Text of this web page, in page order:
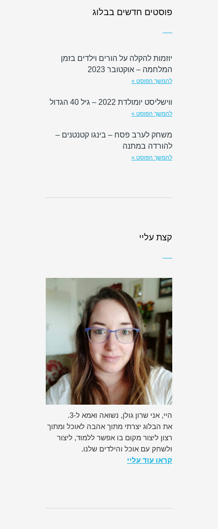
פוסטים חדשים בבלוג
יוזמות להקלה על הורים וילדים בזמן
המלחמה – אוקטובר 2023
להמשך הפוסט »
ווישליסט יומולדת 2022 – גיל 40 הגדול
להמשך הפוסט »
משחק לערב פסח – בינגו קטנטנים –
להורדה במתנה
להמשך הפוסט »
קצת עליי
היי, אני שרון גולן, נשואה ואמא ל-3.
את הבלוג יצרתי מתוך אהבה לאוכל ומתוך
רצון ליצור מקום בו אפשר ללמוד, ליצור
ולשחק עם אוכל והילדים שלנו.
קראו עוד עליי